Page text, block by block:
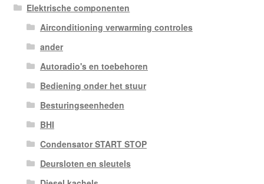
Elektrische componenten
Airconditioning verwarming controles
ander
Autoradio's en toebehoren
Bediening onder het stuur
Besturingseenheden
BHI
Condensator START STOP
Deursloten en sleutels